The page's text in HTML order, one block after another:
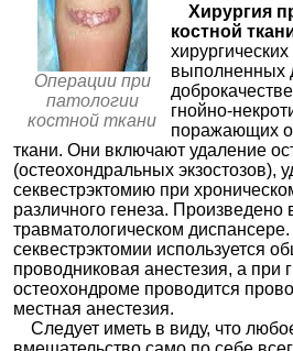
Поликлиника.ру на Дорожной
Москва; ул. Дорожная, д. 32, корп. 1;
+7(495
..показать
4210-29700₽
Поликлиника.ру на Таганской
Москва; ул. Таганская, д. 32/1, стр. 17;
+7(495..показать
4210-29700₽
Моситалмед на
Москва; Овчинниковская наб., д. 8А; м.
+7(495 ..показать
4500₽
Моситалмед в 4-м Ростовском
Москва; 4-й Ростовский пер., д. 1, стр.
✚Удаление
✚Кожная пластика
Операции при
патологии
костной ткани
Хирургия
костной
выполненных
гнойно-
поражающих
ткани. Они включают удаление
(остеохондральных экзостозов),
секвестрэктомию при
различного генеза.
травматологическом
секвестрэктомии используется
проводниковая анестезия, а при
остеохондроме проводится
местная анестезия.
Следует иметь в виду, что